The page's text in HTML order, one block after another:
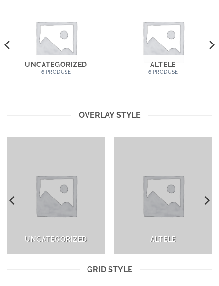
UNCATEGORIZED
6 PRODUSE
ALTELE
6 PRODUSE
OVERLAY STYLE
UNCATEGORIZED ALTELE
GRID STYLE